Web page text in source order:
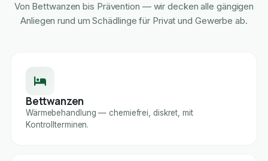
Von Bettwanzen bis Prävention — wir decken alle gängigen
Anliegen rund um Schädlinge für Privat und Gewerbe ab.
Bettwanzen
Wärmebehandlung — chemiefrei, diskret, mit
Kontrollterminen.